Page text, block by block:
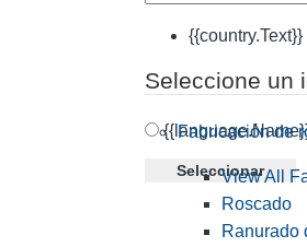
{{country.Text}}
Seleccione un
Seleccionar
Fabricación de
View All
Roscado
Ranurado